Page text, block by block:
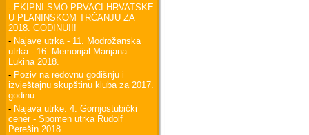
- EKIPNI SMO PRVACI HRVATSKE
U PLANINSKOM TRČANJU ZA
2018. GODINU!!!
- Najave utrka - 11. Modrožanska
utrka - 16. Memorijal Marijana
Lukina 2018.
- Poziv na redovnu godišnju i
izvještajnu skupštinu kluba za 2017.
godinu
- Najava utrke: 4. Gornjostubički
cener - Spomen utrka Rudolf
Perešin 2018.